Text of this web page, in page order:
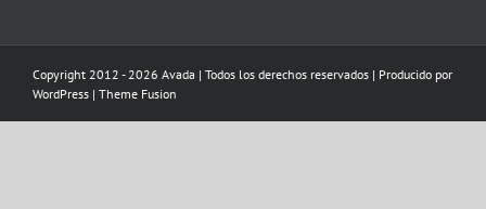
Copyright 2012 - 2026 Avada | Todos los derechos reservados | Producido por
WordPress | Theme Fusion